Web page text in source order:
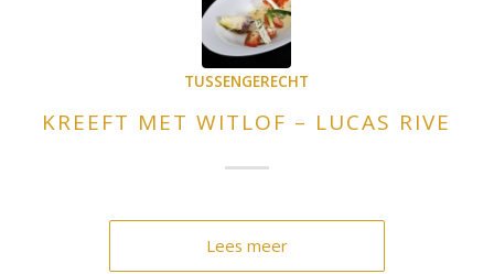
TUSSENGERECHT
KREEFT MET WITLOF – LUCAS RIVE
Lees meer